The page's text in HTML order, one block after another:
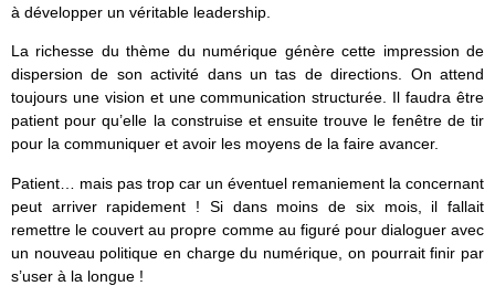
à développer un véritable leadership.
La richesse du thème du numérique génère cette impression de
dispersion de son activité dans un tas de directions. On attend
toujours une vision et une communication structurée. Il faudra être
patient pour qu’elle la construise et ensuite trouve le fenêtre de tir
pour la communiquer et avoir les moyens de la faire avancer.
Patient… mais pas trop car un éventuel remaniement la concernant
peut arriver rapidement ! Si dans moins de six mois, il fallait
remettre le couvert au propre comme au figuré pour dialoguer avec
un nouveau politique en charge du numérique, on pourrait finir par
s’user à la longue !